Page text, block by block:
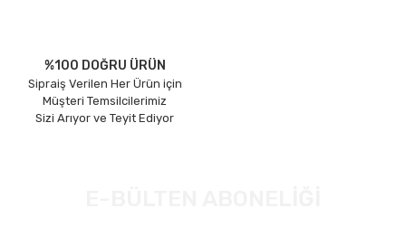
%100 DOĞRU ÜRÜN
Sipraiş Verilen Her Ürün için
Müşteri Temsilcilerimiz
Sizi Arıyor ve Teyit Ediyor